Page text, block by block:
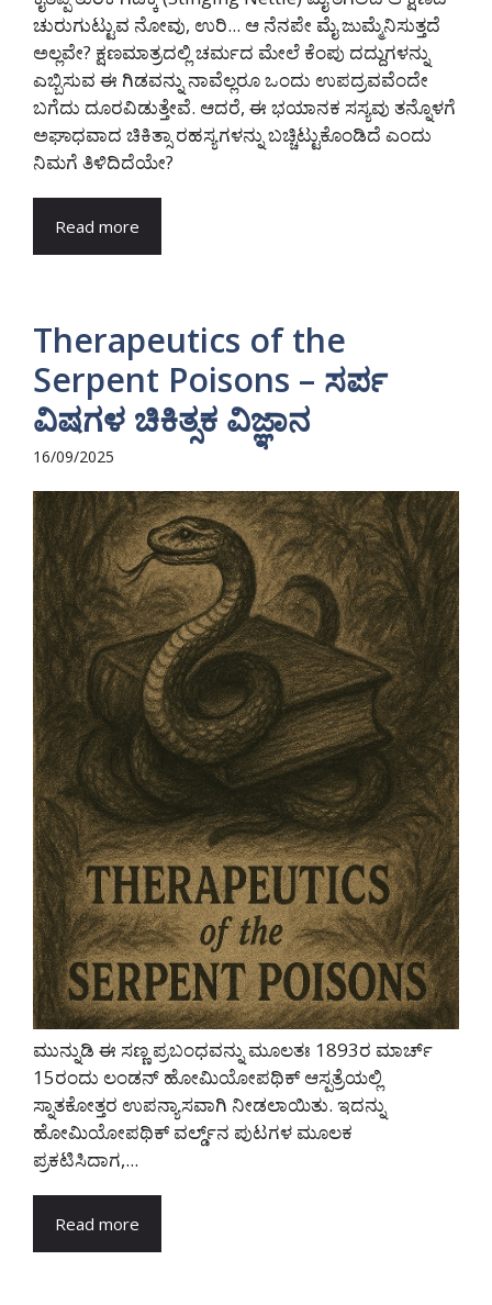
ಚುರುಗುಟ್ಟುವ ನೋವು, ಉರಿ... ಆ ನೆನಪೇ ಮೈ ಜುಮ್ಮೆನಿಸುತ್ತದೆ
ಅಲ್ಲವೇ? ಕ್ಷಣಮಾತ್ರದಲ್ಲಿ ಚರ್ಮದ ಮೇಲೆ ಕೆಂಪು ದದ್ದುಗಳನ್ನು
ಎಬ್ಬಿಸುವ ಈ ಗಿಡವನ್ನು ನಾವೆಲ್ಲರೂ ಒಂದು ಉಪದ್ರವವೆಂದೇ
ಬಗೆದು ದೂರವಿಡುತ್ತೇವೆ. ಆದರೆ, ಈ ಭಯಾನಕ ಸಸ್ಯವು ತನ್ನೊಳಗೆ
ಅಘಾಧವಾದ ಚಿಕಿತ್ಸಾ ರಹಸ್ಯಗಳನ್ನು ಬಚ್ಚಿಟ್ಟುಕೊಂಡಿದೆ ಎಂದು
ನಿಮಗೆ ತಿಳಿದಿದೆಯೇ?
Read more
Therapeutics of the
Serpent Poisons – ಸರ್ಪ
ವಿಷಗಳ ಚಿಕಿತ್ಸಕ ವಿಜ್ಞಾನ
16/09/2025
ಮುನ್ನುಡಿ ಈ ಸಣ್ಣ ಪ್ರಬಂಧವನ್ನು ಮೂಲತಃ 1893ರ ಮಾರ್ಚ್
15ರಂದು ಲಂಡನ್ ಹೋಮಿಯೋಪಥಿಕ್ ಆಸ್ಪತ್ರೆಯಲ್ಲಿ
ಸ್ನಾತಕೋತ್ತರ ಉಪನ್ಯಾಸವಾಗಿ ನೀಡಲಾಯಿತು. ಇದನ್ನು
ಹೋಮಿಯೋಪಥಿಕ್ ವರ್ಲ್ಡ್‌ನ ಪುಟಗಳ ಮೂಲಕ
ಪ್ರಕಟಿಸಿದಾಗ,...
Read more